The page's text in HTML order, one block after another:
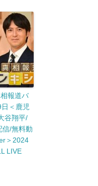
相報道バ
＜鹿児
谷翔平/
信/無料動
＞2024
LIVE